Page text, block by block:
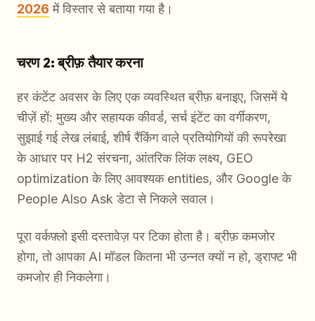
2026 में विस्तार से बताया गया है।
चरण 2: ब्रीफ़ तैयार करना
हर कंटेंट अवसर के लिए एक व्यवस्थित ब्रीफ़ बनाइए, जिसमें ये
चीज़ें हों: मुख्य और सहायक कीवर्ड, सर्च इंटेंट का वर्गीकरण,
सुझाई गई लेख लंबाई, शीर्ष रैंकिंग वाले प्रतियोगियों की रूपरेखा
के आधार पर H2 संरचना, आंतरिक लिंक लक्ष्य, GEO
optimization के लिए आवश्यक entities, और Google के
People Also Ask डेटा से निकले सवाल।
पूरा वर्कफ़्लो इसी दस्तावेज़ पर टिका होता है। ब्रीफ़ कमजोर
होगा, तो आपका AI मॉडल कितना भी उन्नत क्यों न हो, ड्राफ्ट भी
कमजोर ही निकलेगा।